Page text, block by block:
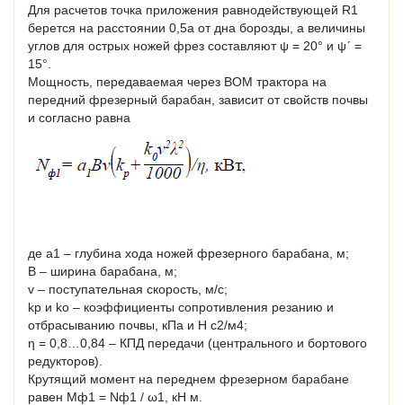
Для расчетов точка приложения равнодействующей R1
берется на расстоянии 0,5a от дна борозды, а величины
углов для острых ножей фрез составляют ψ = 20° и ψʹ =
15°.
Мощность, передаваемая через ВОМ трактора на
передний фрезерный барабан, зависит от свойств почвы
и согласно равна
де a1 – глубина хода ножей фрезерного барабана, м;
B – ширина барабана, м;
v – поступательная скорость, м/с;
kp и ko – коэффициенты сопротивления резанию и
отбрасыванию почвы, кПа и Н с2/м4;
η = 0,8…0,84 – КПД передачи (центрального и бортового
редукторов).
Крутящий момент на переднем фрезерном барабане
равен Мф1 = Nф1 / ω1, кН м.